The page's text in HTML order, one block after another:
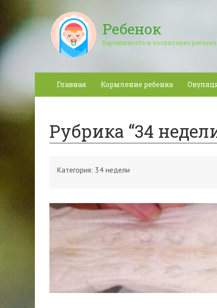
Ребенок
Беременность и воспитание ребенка
Главная Кормление ребенка
Рубрика “34
Категория: 34 недели